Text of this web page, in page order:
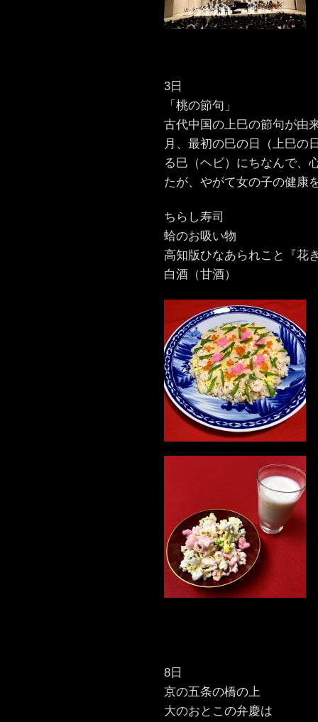
3日
「桃の節句」
古代中国の上巳の節句が由
月、最初の巳の日（上巳の
る巳（ヘビ）にちなんで、
たが、やがて女の子の健康
ちらし寿司
蛤のお吸い物
高知版ひなあられこと『花
白酒（甘酒）
8日
京の五条の橋の上
大のおとこの弁慶は